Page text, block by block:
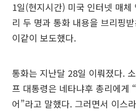
1일(현지시간) 미국 인터넷 매
리 두 명과 통화 내용을 브리핑
이같이 보도했다.
통화는 지난달 28일 이뤄졌다.
프 대통령은 네타냐후 총리에게
어”라고 말했다. 그러면서 이스